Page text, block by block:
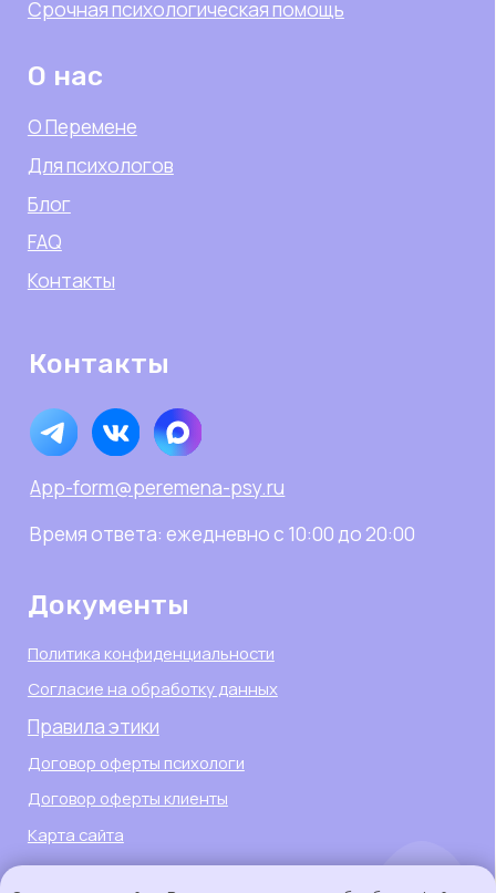
Договор оферты психологи
© 2025-2026, Перемена
ИНН: 562503421057
ОГРНИП 325632700004931
Разработка сайта
Карта сайта